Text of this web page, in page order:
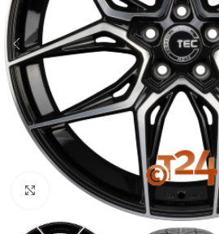
Zum Vergrößern klicken